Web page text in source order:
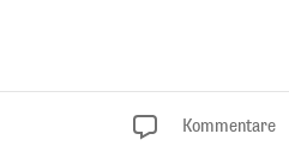
Kommentare